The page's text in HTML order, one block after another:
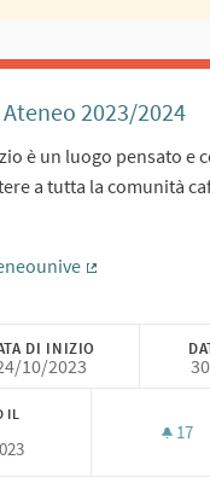
2024
2023/2024
è un luogo pensato e
a tutta la comunità
DI INIZIO
10/2023
IL
17